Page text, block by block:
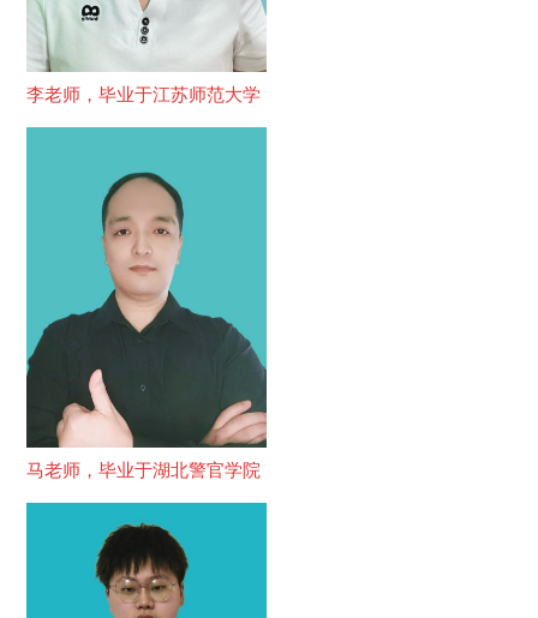
李老师，毕业于江苏师范大学
马老师，毕业于湖北警官学院